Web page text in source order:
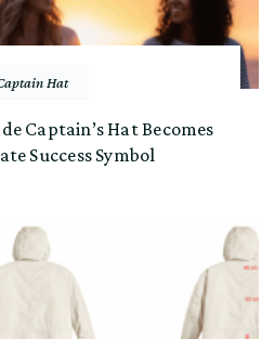
Hat
Captain’s Hat Becomes
Success Symbol